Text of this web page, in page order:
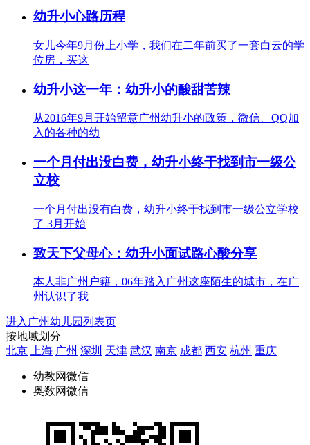
幼升小心路历程
女儿今年9月份上小学，我们在二年前买了一套白云的学
位房，买这
幼升小这一年：幼升小的酸甜苦辣
从2016年9月开始留意广州幼升小的政策，微信、QQ加
入的各种的幼
一个月付出没白费，幼升小终于找到市一级公
立校
一个月付出没有白费，幼升小终于找到市一级公立学校
了 3月开始
致天下父母心：幼升小面试路心酸分享
本人非广州户籍，06年踏入广州这座陌生的城市，在广
州认识了我
进入广州幼儿园列表页
按地域划分
北京
上海 广州 深圳 天津 武汉 南京 成都 西安 杭州 重庆
幼教网微信
奥数网微信